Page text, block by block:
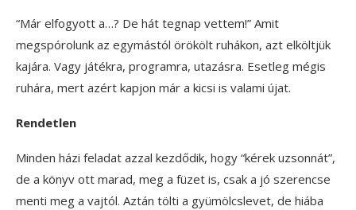
“Már elfogyott a…? De hát tegnap vettem!” Amit
megspórolunk az egymástól örökölt ruhákon, azt elköltjük
kajára. Vagy játékra, programra, utazásra. Esetleg mégis
ruhára, mert azért kapjon már a kicsi is valami újat.
Rendetlen
Minden házi feladat azzal kezdődik, hogy “kérek uzsonnát”,
de a könyv ott marad, meg a füzet is, csak a jó szerencse
menti meg a vajtól. Aztán tölti a gyümölcslevet, de hiába